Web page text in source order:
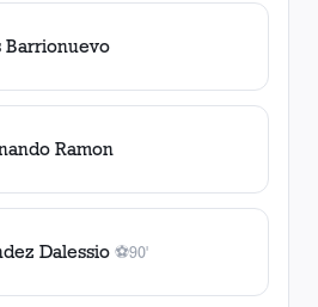
Barrionuevo
Ramon
Dalessio ⚽
1gol
90'